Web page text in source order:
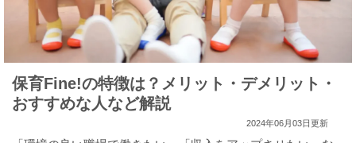
保育Fine!の特徴は？メリット・デメリット・
おすすめな人など解説
2024年06月03日更新